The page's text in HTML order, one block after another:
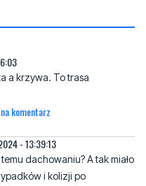
a krzywa. To trasa
komentarz
- 13:39:13
dachowaniu? A tak miało
i kolizji po